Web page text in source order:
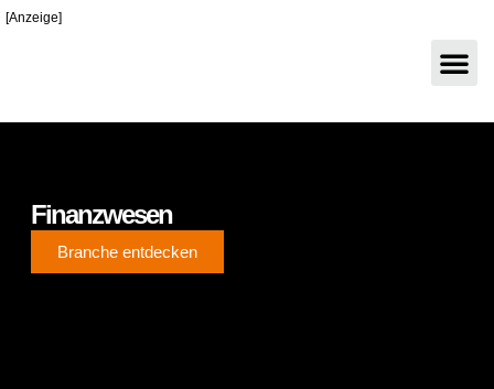
[Anzeige]
Finanzwesen
Branche entdecken